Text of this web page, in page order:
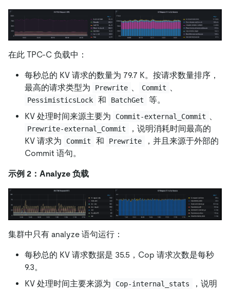
在此 TPC-C 负载中：
每秒总的 KV 请求的数量为 79.7 K。按请求数量排序，
最高的请求类型为
Prewrite 、 Commit 、
PessimisticsLock 和 BatchGet
等。
KV 处理时间来源主要为
Commit-external_Commit 、
Prewrite-external_Commit
，说明消耗时间最高的
KV 请求为
Commit 和 Prewrite
，并且来源于外部的
Commit 语句。
示例 2：Analyze 负载
集群中只有 analyze 语句运行：
每秒总的 KV 请求数据是 35.5，Cop 请求次数是每秒
9.3。
KV 处理时间主要来源为
Cop-internal_stats
，说明